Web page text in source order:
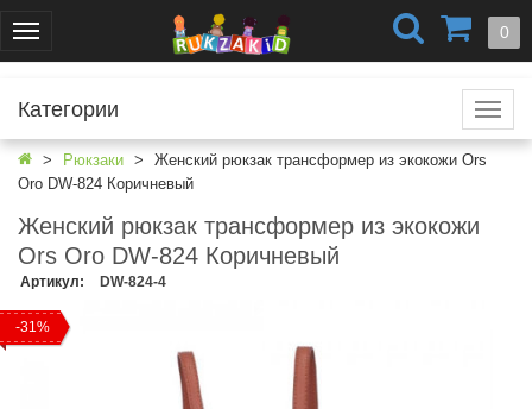
Меню 0
+7 (499) 404-0550
г. Москва
+7 (812) 424-4251
Категории
Рюкзаки
Женский рюкзак трансформер из экокожи Ors
Oro DW-824 Коричневый
Женский рюкзак трансформер из экокожи
Ors Oro DW-824 Коричневый
Артикул: DW-824-4
-31%